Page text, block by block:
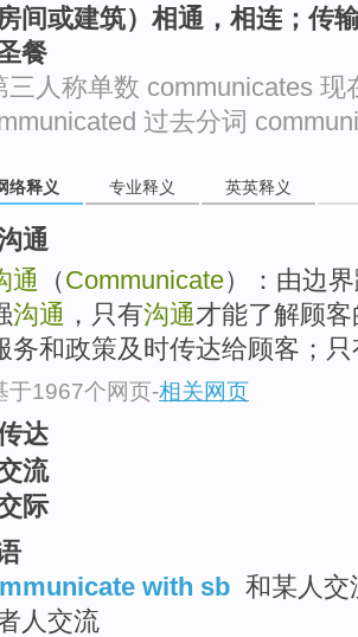
房间或建筑）相通，相连；传
餐
三人称单数 communicates
过去分词
络释义 专业释义 英英释义
通
通
（Communicate）：由边
沟通 ，只有沟通才能了解顾
务和政策及时传达给顾客；
于1967个网页-相关网页
达
流
际
with sb 和某人交
人交流